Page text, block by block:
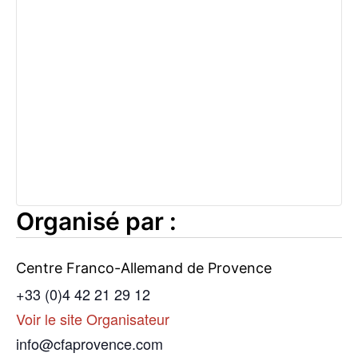
Organisé par :
Centre Franco-Allemand de Provence
+33 (0)4 42 21 29 12
Voir le site Organisateur
info@cfaprovence.com